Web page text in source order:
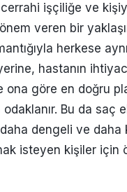
işçiliğe ve
veren bir
herkese
hastanın
ona göre en doğru
Bu da saç
dengeli ve daha
isteyen kişiler için